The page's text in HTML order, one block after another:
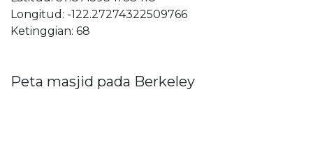
Longitud: -122.27274322509766
Ketinggian: 68
Peta masjid pada Berkeley